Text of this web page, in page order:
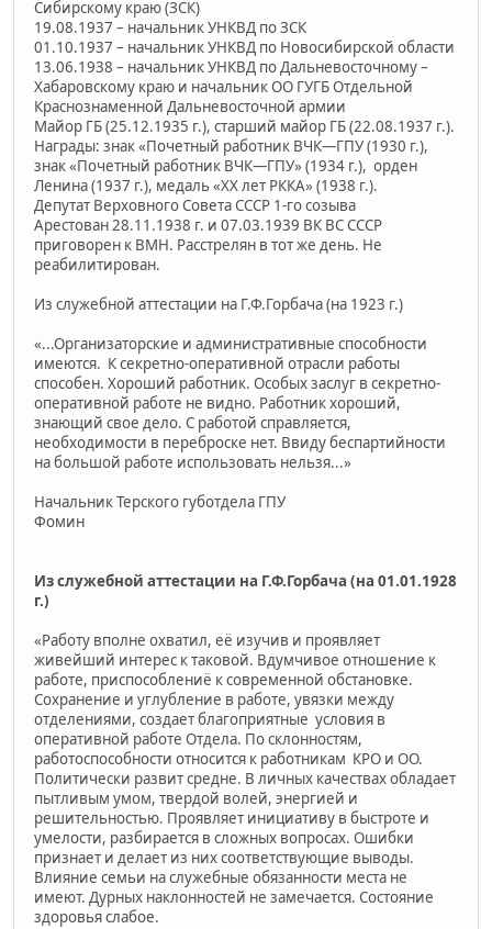
Сибирскому краю (ЗСК)
19.08.1937 – начальник УНКВД по ЗСК
01.10.1937 – начальник УНКВД по Новосибирской области
13.06.1938 – начальник УНКВД по Дальневосточному –
Хабаровскому краю и начальник ОО ГУГБ Отдельной
Краснознаменной Дальневосточной армии
Майор ГБ (25.12.1935 г.), старший майор ГБ (22.08.1937 г.).
Награды: знак «Почетный работник ВЧК—ГПУ (1930 г.),
знак «Почетный работник ВЧК—ГПУ» (1934 г.), орден
Ленина (1937 г.), медаль «XX лет РККА» (1938 г.).
Депутат Верховного Совета СССР 1-го созыва
Арестован 28.11.1938 г. и 07.03.1939 ВК ВС СССР
приговорен к ВМН. Расстрелян в тот же день. Не
реабилитирован.
Из служебной аттестации на Г.Ф.Горбача (на 1923 г.)
«...Организаторские и административные способности
имеются. К секретно-оперативной отрасли работы
способен. Хороший работник. Особых заслуг в секретно-
оперативной работе не видно. Работник хороший,
знающий свое дело. С работой справляется,
необходимости в переброске нет. Ввиду беспартийности
на большой работе использовать нельзя...»
Начальник Терского губотдела ГПУ
Фомин
Из служебной аттестации на Г.Ф.Горбача (на 01.01.1928
г.)
«Работу вполне охватил, её изучив и проявляет
живейший интерес к таковой. Вдумчивое отношение к
работе, приспособлениё к современной обстановке.
Сохранение и углубление в работе, увязки между
отделениями, создает благоприятные условия в
оперативной работе Отдела. По склонностям,
работоспособности относится к работникам КРО и ОО.
Политически развит средне. В личных качествах обладает
пытливым умом, твердой волей, энергией и
решительностью. Проявляет инициативу в быстроте и
умелости, разбирается в сложных вопросах. Ошибки
признает и делает из них соответствующие выводы.
Влияние семьи на служебные обязанности места не
имеют. Дурных наклонностей не замечается. Состояние
здоровья слабое.